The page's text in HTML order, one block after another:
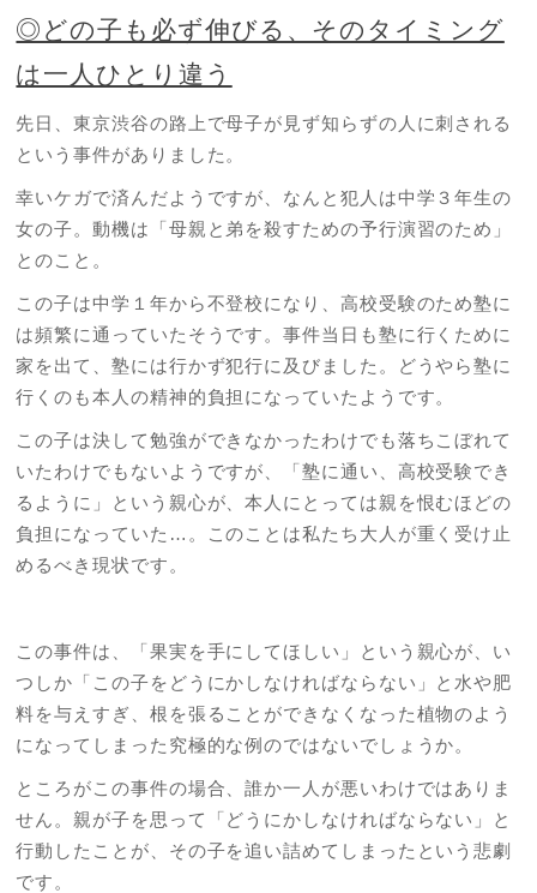
◎どの子も必ず伸びる、そのタイミング
は一人ひとり違う
先日、東京渋谷の路上で母子が見ず知らずの人に刺される
という事件がありました。
幸いケガで済んだようですが、なんと犯人は中学３年生の
女の子。動機は「母親と弟を殺すための予行演習のため」
とのこと。
この子は中学１年から不登校になり、高校受験のため塾に
は頻繁に通っていたそうです。事件当日も塾に行くために
家を出て、塾には行かず犯行に及びました。どうやら塾に
行くのも本人の精神的負担になっていたようです。
この子は決して勉強ができなかったわけでも落ちこぼれて
いたわけでもないようですが、「塾に通い、高校受験でき
るように」という親心が、本人にとっては親を恨むほどの
負担になっていた…。このことは私たち大人が重く受け止
めるべき現状です。
この事件は、「果実を手にしてほしい」という親心が、い
つしか「この子をどうにかしなければならない」と水や肥
料を与えすぎ、根を張ることができなくなった植物のよう
になってしまった究極的な例のではないでしょうか。
ところがこの事件の場合、誰か一人が悪いわけではありま
せん。親が子を思って「どうにかしなければならない」と
行動したことが、その子を追い詰めてしまったという悲劇
です。